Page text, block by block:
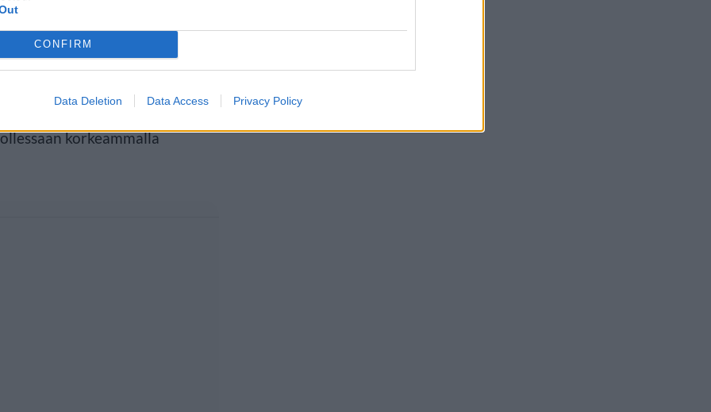
CONFIRM
Data Deletion Data Access Privacy Policy
on 10.-20. huhtikuuta
alussa komeetta voi
korkeammalla